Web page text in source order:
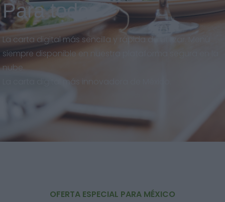
Para todos
La carta digital más sencilla y rápida de utilizar. Menú
siempre disponible en nuestra plataforma segura en la
nube.
La carta digital más innovadora de México.
OFERTA ESPECIAL PARA MÉXICO